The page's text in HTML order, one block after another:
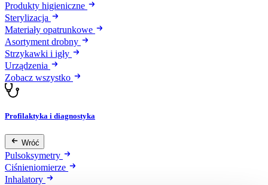
Produkty higieniczne
Sterylizacja
Materiały opatrunkowe
Asortyment drobny
Strzykawki i igły
Urządzenia
Zobacz wszystko
Profilaktyka i diagnostyka
Wróć
Pulsoksymetry
Ciśnieniomierze
Inhalatory